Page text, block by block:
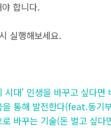
합니다.
실행해보세요.
대' 인생을 바꾸고 싶다면
통해 발전한다(feat.동기
바꾸는 기술(돈 벌고 싶다